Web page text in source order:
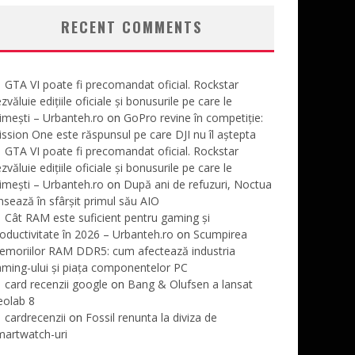
RECENT COMMENTS
GTA VI poate fi precomandat oficial. Rockstar
edițiile oficiale și bonusurile pe care le
– Urbanteh.ro on GoPro revine în competiție:
One este răspunsul pe care DJI nu îl aștepta
GTA VI poate fi precomandat oficial. Rockstar
edițiile oficiale și bonusurile pe care le
– Urbanteh.ro on După ani de refuzuri, Noctua
în sfârșit primul său AIO
Cât RAM este suficient pentru gaming și
în 2026 – Urbanteh.ro on Scumpirea
RAM DDR5: cum afectează industria
ului și piața componentelor PC
card recenzii google on Bang & Olufsen a lansat
8
cardrecenzii on Fossil renunta la diviza de
uri